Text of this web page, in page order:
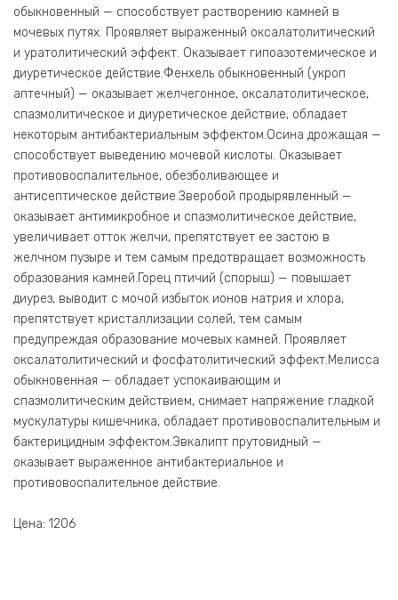
обыкновенный — способствует растворению камней в
мочевых путях. Проявляет выраженный оксалатолитический
и уратолитический эффект. Оказывает гипоазотемическое и
диуретическое действие.Фенхель обыкновенный (укроп
аптечный) — оказывает желчегонное, оксалатолитическое,
спазмолитическое и диуретическое действие, обладает
некоторым антибактериальным эффектом.Осина дрожащая —
способствует выведению мочевой кислоты. Оказывает
противовоспалительное, обезболивающее и
антисептическое действие.Зверобой продырявленный —
оказывает антимикробное и спазмолитическое действие,
увеличивает отток желчи, препятствует ее застою в
желчном пузыре и тем самым предотвращает возможность
образования камней.Горец птичий (спорыш) — повышает
диурез, выводит с мочой избыток ионов натрия и хлора,
препятствует кристаллизации солей, тем самым
предупреждая образование мочевых камней. Проявляет
оксалатолитический и фосфатолитический эффект.Мелисса
обыкновенная — обладает успокаивающим и
спазмолитическим действием, снимает напряжение гладкой
мускулатуры кишечника, обладает противовоспалительным и
бактерицидным эффектом.Эвкалипт прутовидный —
оказывает выраженное антибактериальное и
противовоспалительное действие.
Цена: 1206